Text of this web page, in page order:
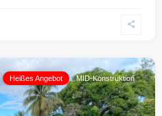
Heißes Angebot MID-Konstruktion